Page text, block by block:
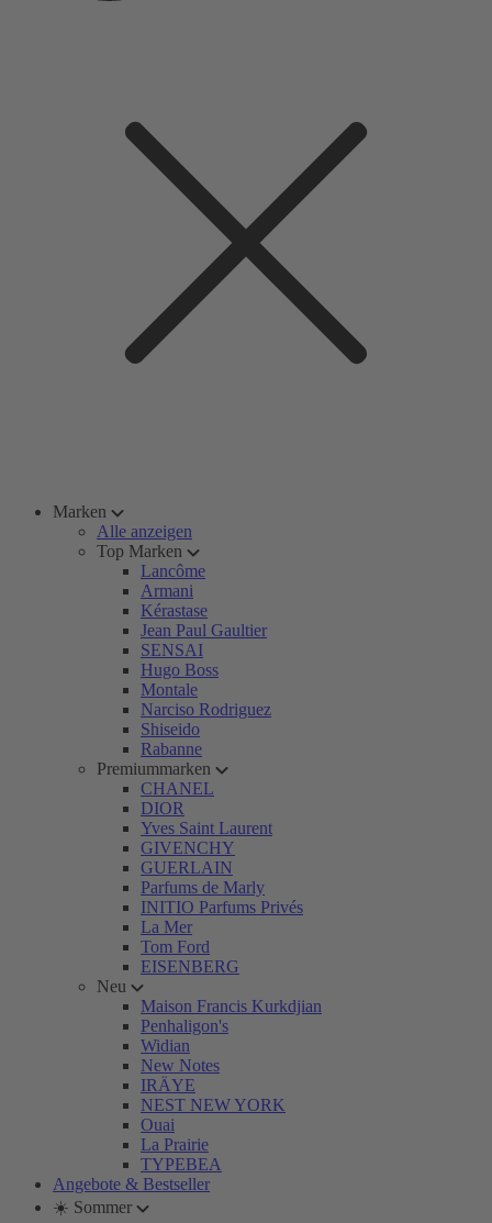
Marken
Alle anzeigen
Top Marken
Lancôme
Armani
Kérastase
Jean Paul Gaultier
SENSAI
Hugo Boss
Montale
Narciso Rodriguez
Shiseido
Rabanne
Premiummarken
CHANEL
DIOR
Yves Saint Laurent
GIVENCHY
GUERLAIN
Parfums de Marly
INITIO Parfums Privés
La Mer
Tom Ford
EISENBERG
Neu
Maison Francis Kurkdjian
Penhaligon's
Widian
New Notes
IRÄYE
NEST NEW YORK
Ouai
La Prairie
TYPEBEA
Angebote & Bestseller
☀️ Sommer